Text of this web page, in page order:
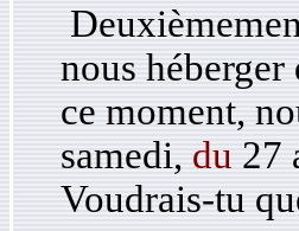
nous
ce moment,
samedi, du 27
Voudrais-tu